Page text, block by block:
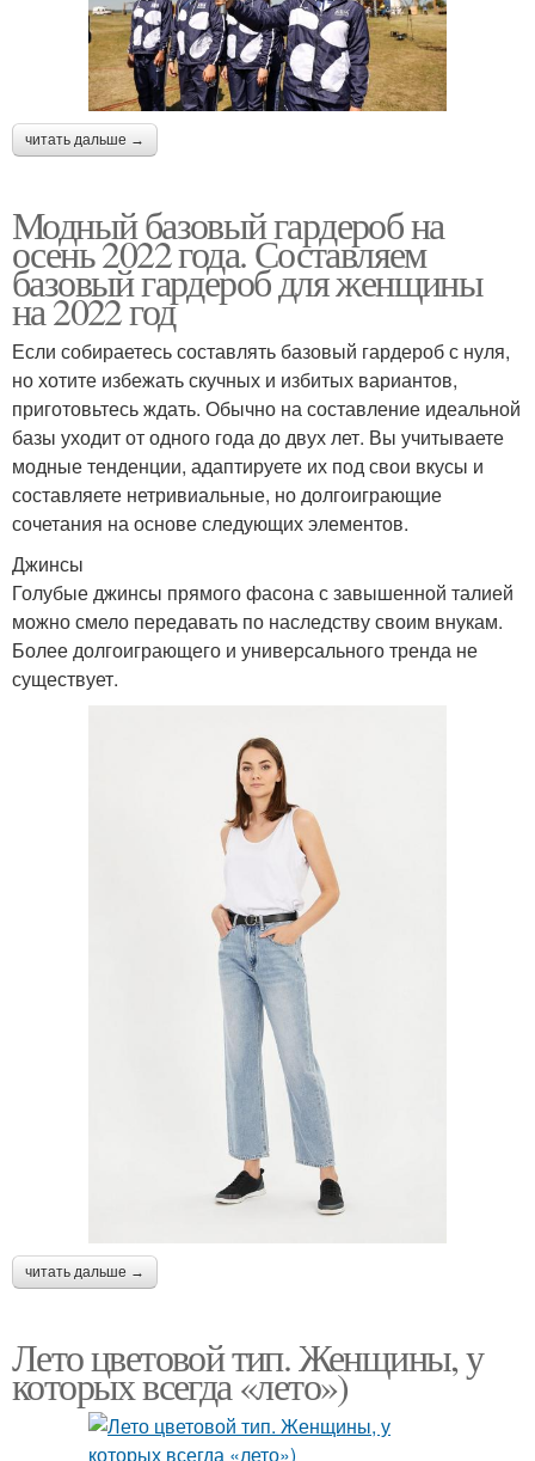
читать дальше →
Модный базовый гардероб на
осень 2022 года. Составляем
базовый гардероб для женщины
на 2022 год
Если собираетесь составлять базовый гардероб с нуля,
но хотите избежать скучных и избитых вариантов,
приготовьтесь ждать. Обычно на составление идеальной
базы уходит от одного года до двух лет. Вы учитываете
модные тенденции, адаптируете их под свои вкусы и
составляете нетривиальные, но долгоиграющие
сочетания на основе следующих элементов.
Джинсы
Голубые джинсы прямого фасона с завышенной талией
можно смело передавать по наследству своим внукам.
Более долгоиграющего и универсального тренда не
существует.
читать дальше →
Лето цветовой тип. Женщины, у
которых всегда «лето»)